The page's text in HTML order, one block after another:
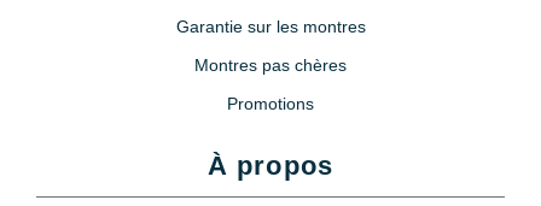
Garantie sur les montres
Montres pas chères
Promotions
À propos